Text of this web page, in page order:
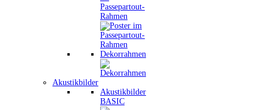
Passepartout-
Rahmen
Dekorrahmen
Akustikbilder
Akustikbilder
BASIC